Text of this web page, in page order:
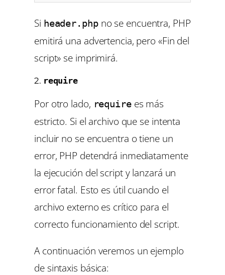
Si header.phpno se encuentra, PHP
emitirá una advertencia, pero «Fin del
script» se imprimirá.
2. require
Por otro lado, requirees más
estricto. Si el archivo que se intenta
incluir no se encuentra o tiene un
error, PHP detendrá inmediatamente
la ejecución del script y lanzará un
error fatal. Esto es útil cuando el
archivo externo es crítico para el
correcto funcionamiento del script.
A continuación veremos un ejemplo
de sintaxis básica: